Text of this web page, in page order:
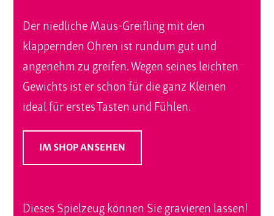
Der niedliche Maus-Greifling mit den
klappernden Ohren ist rundum gut und
angenehm zu greifen. Wegen seines leichten
Gewichts ist er schon für die ganz Kleinen
ideal für erstes Tasten und Fühlen.
IM SHOP ANSEHEN
Dieses Spielzeug können Sie gravieren lassen!